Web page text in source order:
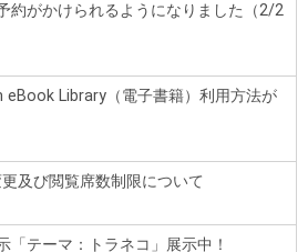
約がかけられるようになりました（2/2
eBook Library（電子書籍）利用方法が
及び閲覧席数制限について
「テーマ：トラネコ」展示中！